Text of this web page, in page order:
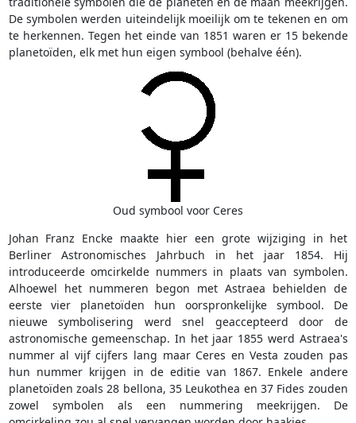
De symbolen werden uiteindelijk moeilijk om te tekenen en om
te herkennen. Tegen het einde van 1851 waren er 15 bekende
planetoïden, elk met hun eigen symbool (behalve één).
Oud symbool voor Ceres
Johan Franz Encke maakte hier een grote wijziging in het
Berliner Astronomisches Jahrbuch in het jaar 1854. Hij
introduceerde omcirkelde nummers in plaats van symbolen.
Alhoewel het nummeren begon met Astraea behielden de
eerste vier planetoïden hun oorspronkelijke symbool. De
nieuwe symbolisering werd snel geaccepteerd door de
astronomische gemeenschap. In het jaar 1855 werd Astraea's
nummer al vijf cijfers lang maar Ceres en Vesta zouden pas
hun nummer krijgen in de editie van 1867. Enkele andere
planetoïden zoals 28 bellona, 35 Leukothea en 37 Fides zouden
zowel symbolen als een nummering meekrijgen. De